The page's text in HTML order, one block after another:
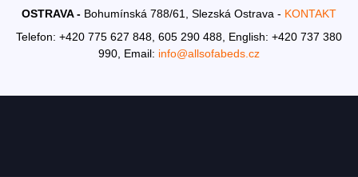
OSTRAVA - Bohumínská 788/61, Slezská Ostrava - KONTAKT
Telefon: +420 775 627 848, 605 290 488, English: +420 737 380
990, Email: info@allsofabeds.cz